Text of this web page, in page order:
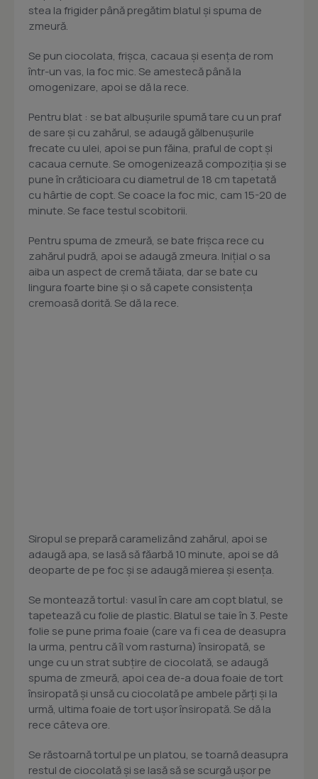
stea la frigider până pregătim blatul şi spuma de
zmeură.
Se pun ciocolata, frişca, cacaua şi esenţa de rom
într-un vas, la foc mic. Se amestecă până la
omogenizare, apoi se dă la rece.
Pentru blat : se bat albuşurile spumă tare cu un praf
de sare şi cu zahărul, se adaugă gălbenuşurile
frecate cu ulei, apoi se pun făina, praful de copt şi
cacaua cernute. Se omogenizează compoziţia şi se
pune în crăticioara cu diametrul de 18 cm tapetată
cu hârtie de copt. Se coace la foc mic, cam 15-20 de
minute. Se face testul scobitorii.
Pentru spuma de zmeură, se bate frişca rece cu
zahărul pudră, apoi se adaugă zmeura. Iniţial o sa
aiba un aspect de cremă tăiata, dar se bate cu
lingura foarte bine şi o să capete consistenţa
cremoasă dorită. Se dă la rece.
Siropul se prepară caramelizând zahărul, apoi se
adaugă apa, se lasă să făarbă 10 minute, apoi se dă
deoparte de pe foc şi se adaugă mierea şi esenţa.
Se montează tortul: vasul în care am copt blatul, se
tapetează cu folie de plastic. Blatul se taie în 3. Peste
folie se pune prima foaie (care va fi cea de deasupra
la urma, pentru că îl vom rasturna) însiropată, se
unge cu un strat subţire de ciocolată, se adaugă
spuma de zmeură, apoi cea de-a doua foaie de tort
însiropată şi unsă cu ciocolată pe ambele părţi şi la
urmă, ultima foaie de tort uşor însiropată. Se dă la
rece câteva ore.
Se răstoarnă tortul pe un platou, se toarnă deasupra
restul de ciocolată şi se lasă să se scurgă uşor pe